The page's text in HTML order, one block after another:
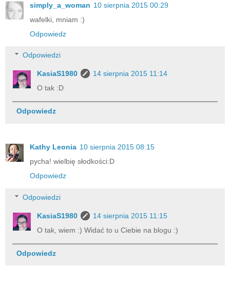
simply_a_woman 10 sierpnia 2015 00:29
wafelki, mniam :)
Odpowiedz
Odpowiedzi
KasiaS1980
14 sierpnia 2015 11:14
O tak :D
Odpowiedz
Kathy Leonia 10 sierpnia 2015 08:15
pycha! wielbię słodkości:D
Odpowiedz
Odpowiedzi
KasiaS1980
14 sierpnia 2015 11:15
O tak, wiem :) Widać to u Ciebie na blogu :)
Odpowiedz